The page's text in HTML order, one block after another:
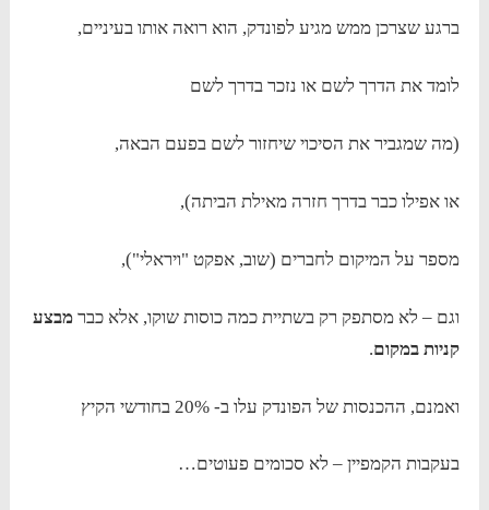
ברגע שצרכן ממש מגיע לפונדק, הוא רואה אותו בעיניים,
לומד את הדרך לשם או נזכר בדרך לשם
(מה שמגביר את הסיכוי שיחזור לשם בפעם הבאה,
או אפילו כבר בדרך חזרה מאילת הביתה),
מספר על המיקום לחברים (שוב, אפקט "ויראלי"),
וגם – לא מסתפק רק בשתיית כמה כוסות שוקו, אלא כברמבצע
קניות במקום.
ואמנם, ההכנסות של הפונדק עלו ב- 20% בחודשי הקיץ
בעקבות הקמפיין – לא סכומים פעוטים…